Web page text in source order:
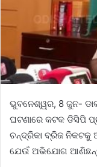
ଭୁବନେଶ୍ୱର, 8 ଜୁନ-
ଘଟଣାରେ କଟକ ଡିସିପି
ଚନ୍ଦ୍ରିକା ବ୍ରିଜ
ଯେଉଁ ଅଭିଯୋଗ ଆଣିଛନ୍ତି